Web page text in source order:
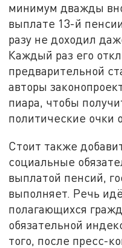
минимум дважды
выплате 13-й
разу не доходил
Каждый раз его
предварительной
авторы
пиара, чтобы
политические очки
Стоит также
социальные
выплатой пенсий,
выполняет. Речь
полагающихся
обязательной
того, после пресс-